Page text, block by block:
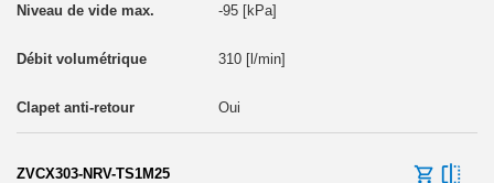
-95 [kPa]
310 [l/min]
Oui
ZVCX303-NRV-TS1M25